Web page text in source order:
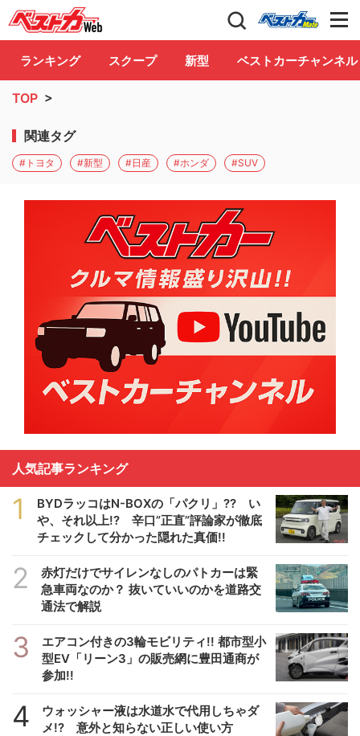
自動車情報誌「ベストカー」 Club
ランキング スクープ 新型 ベストカーチャンネル
TOP >
関連タグ
#トヨタ #新型 #日産 #ホンダ #SUV
人気記事ランキング
1
BYDラッコはN-BOXの「パクリ」?? い
や、それ以上!? 辛口”正直”評論家が徹底
チェックして分かった隠れた真価!!
2
赤灯だけでサイレンなしのパトカーは緊
急車両なのか？ 抜いていいのかを道路交
通法で解説
3
エアコン付きの3輪モビリティ!! 都市型小
型EV「リーン3」の販売網に豊田通商が
参加!!
4
ウォッシャー液は水道水で代用しちゃダ
メ!? 意外と知らない正しい使い方